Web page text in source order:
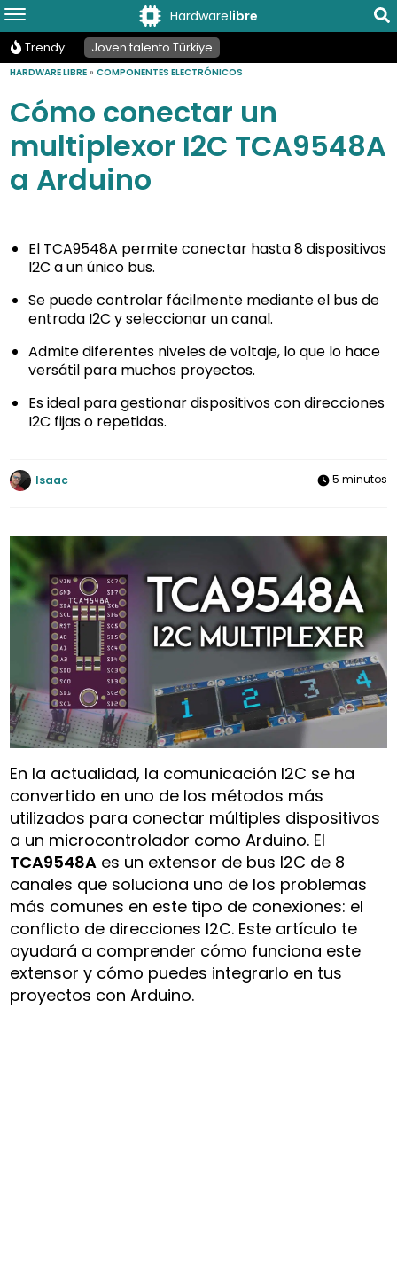
Hardwarelibre
Trendy: Joven talento Türkiye
HARDWARE LIBRE »COMPONENTES ELECTRÓNICOS
Cómo conectar un
multiplexor I2C TCA9548A
a Arduino
El TCA9548A permite conectar hasta 8 dispositivos
I2C a un único bus.
Se puede controlar fácilmente mediante el bus de
entrada I2C y seleccionar un canal.
Admite diferentes niveles de voltaje, lo que lo hace
versátil para muchos proyectos.
Es ideal para gestionar dispositivos con direcciones
I2C fijas o repetidas.
Isaac 5 minutos
En la actualidad, la comunicación I2C se ha
convertido en uno de los métodos más
utilizados para conectar múltiples dispositivos
a un microcontrolador como Arduino. El
TCA9548A es un extensor de bus I2C de 8
canales que soluciona uno de los problemas
más comunes en este tipo de conexiones: el
conflicto de direcciones I2C. Este artículo te
ayudará a comprender cómo funciona este
extensor y cómo puedes integrarlo en tus
proyectos con Arduino.